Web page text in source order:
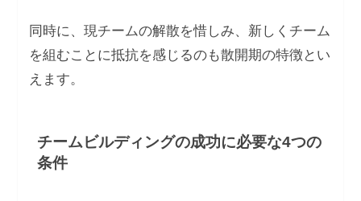
同時に、現チームの解散を惜しみ、新しくチーム
を組むことに抵抗を感じるのも散開期の特徴とい
えます。
チームビルディングの成功に必要な4つの
条件